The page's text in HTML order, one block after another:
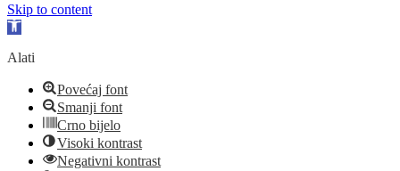
Skip to content
Open
Alati
Povećaj font
Smanji font
Crno bijelo
Visoki kontrast
Negativni kontrast